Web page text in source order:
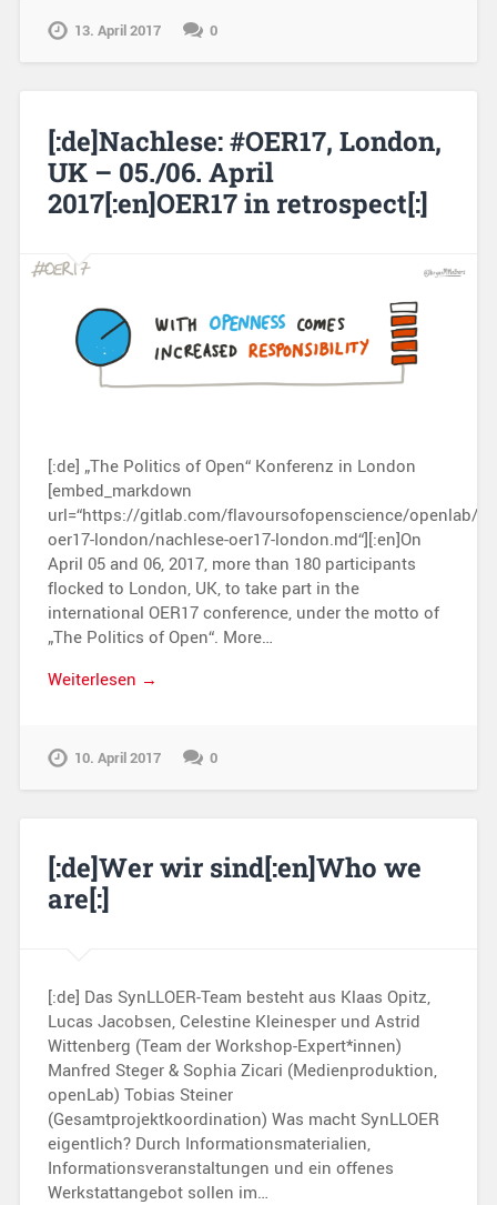
13. April 2017 0
[:de]Nachlese: #OER17, London,
UK – 05./06. April
2017[:en]OER17 in retrospect[:]
[:de] „The Politics of Open“ Konferenz in London
[embed_markdown
url=“https://gitlab.com/flavoursofopenscience/openlab/
oer17-london/nachlese-oer17-london.md“][:en]On
April 05 and 06, 2017, more than 180 participants
flocked to London, UK, to take part in the
international OER17 conference, under the motto of
„The Politics of Open“. More…
Weiterlesen →
10. April 2017 0
[:de]Wer wir sind[:en]Who we
are[:]
[:de] Das SynLLOER-Team besteht aus Klaas Opitz,
Lucas Jacobsen, Celestine Kleinesper und Astrid
Wittenberg (Team der Workshop-Expert*innen)
Manfred Steger & Sophia Zicari (Medienproduktion,
openLab) Tobias Steiner
(Gesamtprojektkoordination) Was macht SynLLOER
eigentlich? Durch Informationsmaterialien,
Informationsveranstaltungen und ein offenes
Werkstattangebot sollen im…